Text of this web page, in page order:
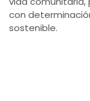
con
sostenible.